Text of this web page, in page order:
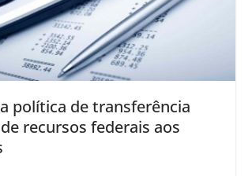
política de transferência
recursos federais aos